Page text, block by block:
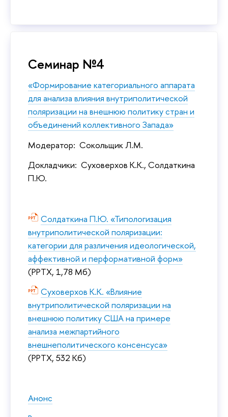
Семинар №4
«Формирование категориального аппарата
для анализа влияния внутриполитической
поляризации на внешнюю политику стран и
объединений коллективного Запада»
Модератор: Сокольщик Л.М.
Докладчики: Суховерхов К.К., Солдаткина
П.Ю.
Солдаткина П.Ю. «Типологизация
внутриполитической поляризации:
категории для различения идеологической,
аффективной и перформативной форм»
(PPTX, 1,78 Мб)
Суховерхов К.К. «Влияние
внутриполитической поляризации на
внешнюю политику США на примере
анализа межпартийного
внешнеполитического консенсуса»
(PPTX, 532 Кб)
Анонс